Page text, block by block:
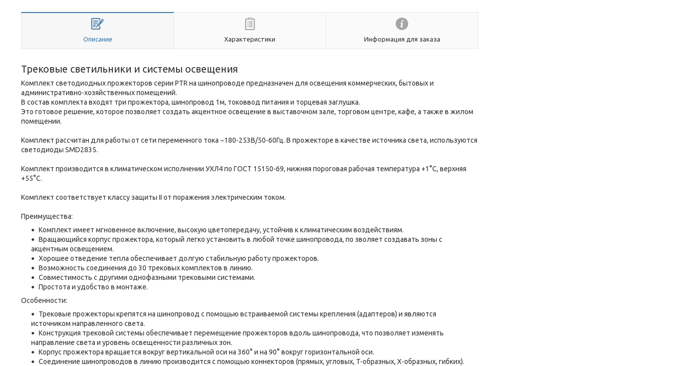
Описание Характеристики Информация для заказа
Трековые светильники и системы освещения
Комплект светодиодных прожекторов серии PTR на шинопроводе предназначен для освещения коммерческих, бытовых и
административно-хозяйственных помещений.
В состав комплекта входят три прожектора, шинопровод 1м, токоввод питания и торцевая заглушка.
Это готовое решение, которое позволяет создать акцентное освещение в выставочном зале, торговом центре, кафе, а также в жилом
помещении.
Комплект рассчитан для работы от сети переменного тока ~180-253В/50-60Гц. В прожекторе в качестве источника света, используются
светодиоды SMD2835.
Комплект производится в климатическом исполнении УХЛ4 по ГОСТ 15150-69, нижняя пороговая рабочая температура +1°C, верхняя
+55°C.
Комплект соответствует классу защиты II от поражения электрическим током.
Преимущества:
Комплект имеет мгновенное включение, высокую цветопередачу, устойчив к климатическим воздействиям.
Вращающийся корпус прожектора, который легко установить в любой точке шинопровода, по зволяет создавать зоны с
акцентным освещением.
Хорошее отведение тепла обеспечивает долгую стабильную работу прожекторов.
Возможность соединения до 30 трековых комплектов в линию.
Совместимость с другими однофазными трековыми системами.
Простота и удобство в монтаже.
Особенности:
Трековые прожекторы крепятся на шинопровод с помощью встраиваемой системы крепления (адаптеров) и являются
источником направленного света.
Конструкция трековой системы обеспечивает перемещение прожекторов вдоль шинопровода, что позволяет изменять
направление света и уровень освещенности различных зон.
Корпус прожектора вращается вокруг вертикальной оси на 360° и на 90° вокруг горизонтальной оси.
Соединение шинопроводов в линию производится с помощью коннекторов (прямых, угловых, T-образных, X-образных, гибких).